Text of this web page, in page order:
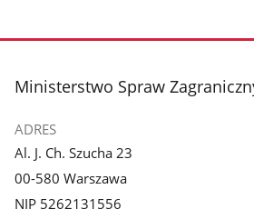
stopka
Ministerstwo Spraw
ADRES
Al. J. Ch. Szucha 23
00-580 Warszawa
NIP 5262131556